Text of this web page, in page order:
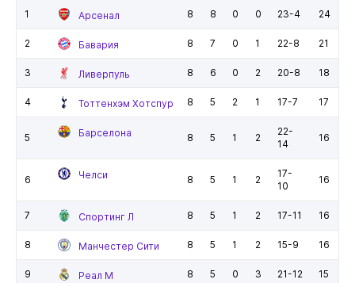
1 Арсенал 8 8 0 0 23-4 24
2 Бавария 8 7 0 1 22-8 21
3 Ливерпуль 8 6 0 2 20-8 18
4 Тоттенхэм Хотспур 8 5 2 1 17-7 17
5 Барселона 8 5 1 2
22-
14
16
6 Челси 8 5 1 2
17-
10
16
7 Спортинг Л 8 5 1 2 17-11 16
8 Манчестер Сити 8 5 1 2 15-9 16
9 Реал М 8 5 0 3 21-12 15